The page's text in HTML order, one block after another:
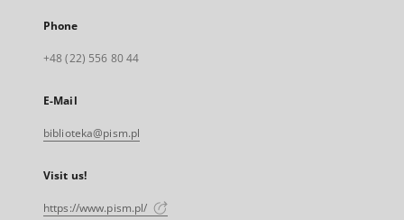
Phone
+48 (22) 556 80 44
E-Mail
biblioteka@pism.pl
Visit us!
https://www.pism.pl/